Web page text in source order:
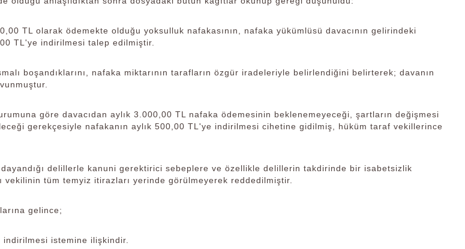
TL olarak ödemekte olduğu yoksulluk nafakasının, nafaka yükümlüsü davacının gelirindeki
TL'ye indirilmesi talep edilmiştir.
boşandıklarını, nafaka miktarının tarafların özgür iradeleriyle belirlendiğini belirterek; davanın
göre davacıdan aylık 3.000,00 TL nafaka ödemesinin beklenemeyeceği, şartların değişmesi
gerekçesiyle nafakanın aylık 500,00 TL'ye indirilmesi cihetine gidilmiş, hüküm taraf vekillerince
dayandığı delillerle kanuni gerektirici sebeplere ve özellikle delillerin takdirinde bir isabetsizlik
vekilinin tüm temyiz itirazları yerinde görülmeyerek reddedilmiştir.
gelince;
indirilmesi istemine ilişkindir.